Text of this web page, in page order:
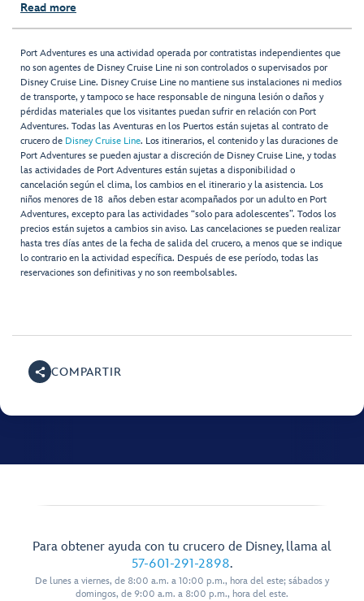
Read more
Port Adventures es una actividad operada por contratistas independientes que
no son agentes de Disney Cruise Line ni son controlados o supervisados por
Disney Cruise Line. Disney Cruise Line no mantiene sus instalaciones ni medios
de transporte, y tampoco se hace responsable de ninguna lesión o daños y
pérdidas materiales que los visitantes puedan sufrir en relación con Port
Adventures. Todas las Aventuras en los Puertos están sujetas al contrato de
crucero de Disney Cruise Line. Los itinerarios, el contenido y las duraciones de
Port Adventures se pueden ajustar a discreción de Disney Cruise Line, y todas
las actividades de Port Adventures están sujetas a disponibilidad o
cancelación según el clima, los cambios en el itinerario y la asistencia. Los
niños menores de 18 años deben estar acompañados por un adulto en Port
Adventures, excepto para las actividades “solo para adolescentes”. Todos los
precios están sujetos a cambios sin aviso. Las cancelaciones se pueden realizar
hasta tres días antes de la fecha de salida del crucero, a menos que se indique
lo contrario en la actividad específica. Después de ese período, todas las
reservaciones son definitivas y no son reembolsables.
COMPARTIR
Para obtener ayuda con tu crucero de Disney, llama al
57-601-291-2898.
De lunes a viernes, de 8:00 a.m. a 10:00 p.m., hora del este; sábados y
domingos, de 9:00 a.m. a 8:00 p.m., hora del este.